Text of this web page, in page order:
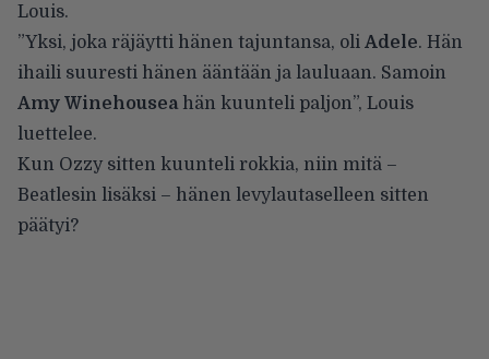
Louis.
”Yksi, joka räjäytti hänen tajuntansa, oli Adele. Hän
ihaili suuresti hänen ääntään ja lauluaan. Samoin
Amy Winehouseahän kuunteli paljon”, Louis
luettelee.
Kun Ozzy sitten kuunteli rokkia, niin mitä –
Beatlesin lisäksi – hänen levylautaselleen sitten
päätyi?